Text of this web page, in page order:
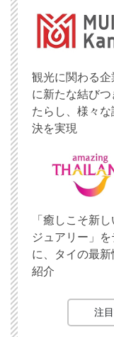
観光に関わる企
に新たな結びつ
たらし、様々な
決を実現
「癒しこそ新
ジュアリー」を
に、タイの最新
紹介
注